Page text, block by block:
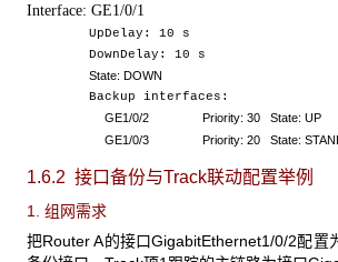
Interface: GE1/0/1
UpDelay: 10 s
DownDelay: 10 s
State: DOWN
Backup interfaces:
GE1/0/2 Priority: 30 State: UP
GE1/0/3 Priority: 20 State:
1.6.2 接口备份与Track联动配置举例
1. 组网需求
把Router A的接口GigabitEthernet1/0/2配置